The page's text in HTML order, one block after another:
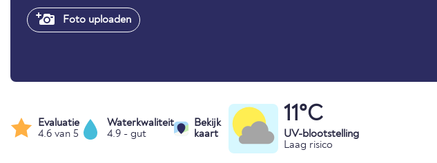
Foto uploaden
Evaluatie
4.6 van 5
Waterkwaliteit
4.9 - gut
Bekijk
kaart
11°C
UV-blootstelling
Laag risico